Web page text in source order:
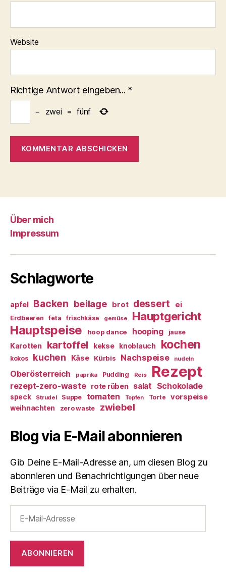
Website
Richtige Antwort eingeben... *
− zwei = fünf
Über mich
Impressum
Schlagworte
apfel Backen beilage brot dessert ei
Erdbeeren feta frischkäse gemüse Hauptgericht
Hauptspeise hoop dance hooping jause
Karotten kartoffel kekse knoblauch kochen
kokos kuchen Käse Kürbis Nachspeise nudeln
Oberösterreich paprika Pudding Reis Rezept
rezept-zero-waste rote rüben salat Schokolade
speck Strudel Suppe tomaten Topfen Torte vorspeise
weihnachten zero waste zwiebel
Blog via E-Mail abonnieren
Gib Deine E-Mail-Adresse an, um diesen Blog zu
abonnieren und Benachrichtigungen über neue
Beiträge via E-Mail zu erhalten.
Mail-
Adresse
ABONNIEREN